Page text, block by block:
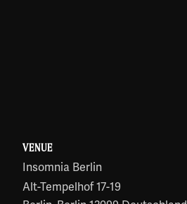
VENUE
Insomnia Berlin
Alt-Tempelhof 17-19